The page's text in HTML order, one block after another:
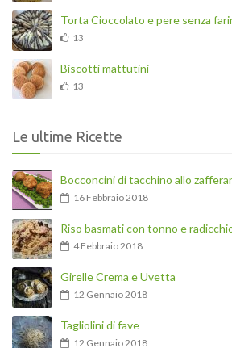
Torta Cioccolato e pere senza
13
Biscotti mattutini
13
Le ultime Ricette
Bocconcini di tacchino allo
16 Febbraio 2018
Riso basmati con tonno e
4 Febbraio 2018
Girelle Crema e Uvetta
12 Gennaio 2018
Tagliolini di fave
12 Gennaio 2018